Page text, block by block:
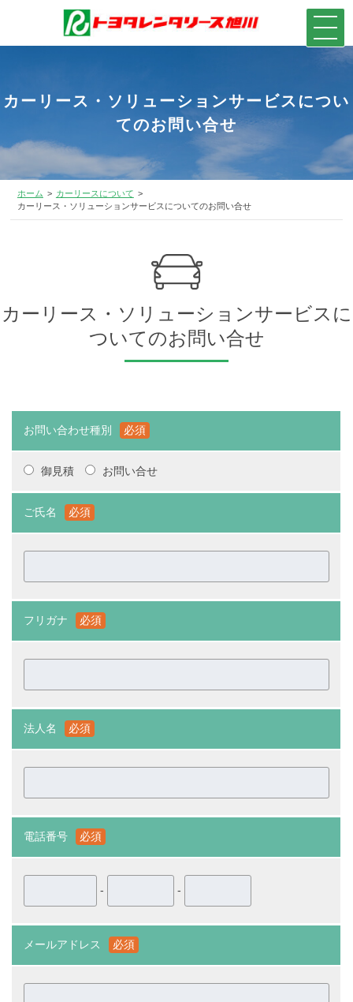
カーリース・ソリューションサービスについ
てのお問い合せ
ホーム
カーリースについて
カーリース・ソリューションサービスについてのお問い合せ
カーリース・ソリューションサービスに
ついてのお問い合せ
お問い合わせ種別 必須
御見積 お問い合せ
ご氏名 必須
フリガナ 必須
法人名 必須
電話番号 必須
- -
メールアドレス 必須